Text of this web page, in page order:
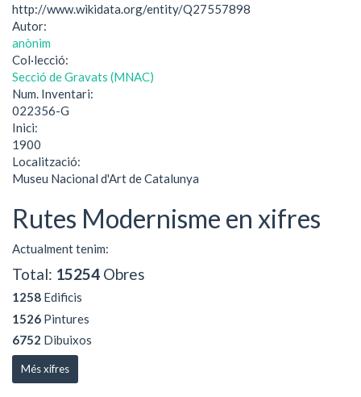
http://www.wikidata.org/entity/Q27557898
Autor:
anònim
Col·lecció:
Secció de Gravats (MNAC)
Num. Inventari:
022356-G
Inici:
1900
Localització:
Museu Nacional d'Art de Catalunya
Rutes Modernisme en xifres
Actualment tenim:
Total: 15254 Obres
1258 Edificis
1526 Pintures
6752 Dibuixos
Més xifres